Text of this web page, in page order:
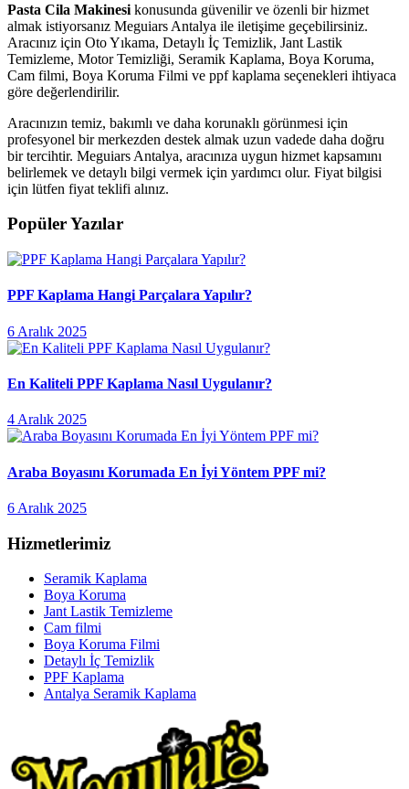
Pasta Cila Makinesi konusunda güvenilir ve özenli bir hizmet
almak istiyorsanız Meguiars Antalya ile iletişime geçebilirsiniz.
Aracınız için Oto Yıkama, Detaylı İç Temizlik, Jant Lastik
Temizleme, Motor Temizliği, Seramik Kaplama, Boya Koruma,
Cam filmi, Boya Koruma Filmi ve ppf kaplama seçenekleri ihtiyaca
göre değerlendirilir.
Aracınızın temiz, bakımlı ve daha korunaklı görünmesi için
profesyonel bir merkezden destek almak uzun vadede daha doğru
bir tercihtir. Meguiars Antalya, aracınıza uygun hizmet kapsamını
belirlemek ve detaylı bilgi vermek için yardımcı olur. Fiyat bilgisi
için lütfen fiyat teklifi alınız.
Popüler Yazılar
PPF Kaplama Hangi Parçalara Yapılır?
6 Aralık 2025
En Kaliteli PPF Kaplama Nasıl Uygulanır?
4 Aralık 2025
Araba Boyasını Korumada En İyi Yöntem PPF mi?
6 Aralık 2025
Hizmetlerimiz
Seramik Kaplama
Boya Koruma
Jant Lastik Temizleme
Cam filmi
Boya Koruma Filmi
Detaylı İç Temizlik
PPF Kaplama
Antalya Seramik Kaplama